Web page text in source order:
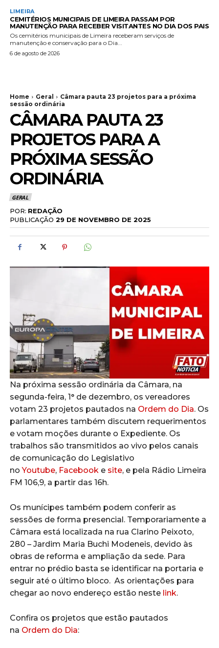
LIMEIRA
CEMITÉRIOS MUNICIPAIS DE LIMEIRA PASSAM POR
MANUTENÇÃO PARA RECEBER VISITANTES NO DIA DOS PAIS
Os cemitérios municipais de Limeira receberam serviços de
manutenção e conservação para o Dia...
6 de agosto de 2026